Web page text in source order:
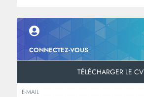
CONNECTEZ-VOUS
TÉLÉCHARGER LE CV
E-MAIL